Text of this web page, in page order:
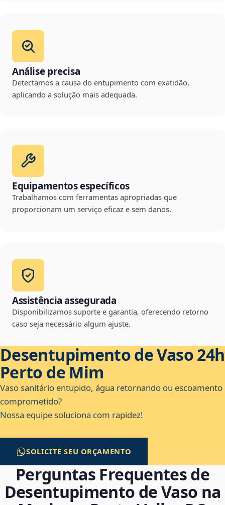
Análise precisa
Detectamos a causa do entupimento com exatidão,
aplicando a solução mais adequada.
Equipamentos específicos
Trabalhamos com ferramentas apropriadas que
proporcionam um serviço eficaz e sem danos.
Assistência assegurada
Disponibilizamos suporte e garantia, oferecendo retorno
caso seja necessário algum ajuste.
Desentupimento de Vaso 24h
Perto de Mim
Vaso sanitário entupido, água retornando ou escoamento
comprometido?
Nossa equipe soluciona com rapidez!
SOLICITE SEU ORÇAMENTO
Perguntas Frequentes de
Desentupimento de Vaso na